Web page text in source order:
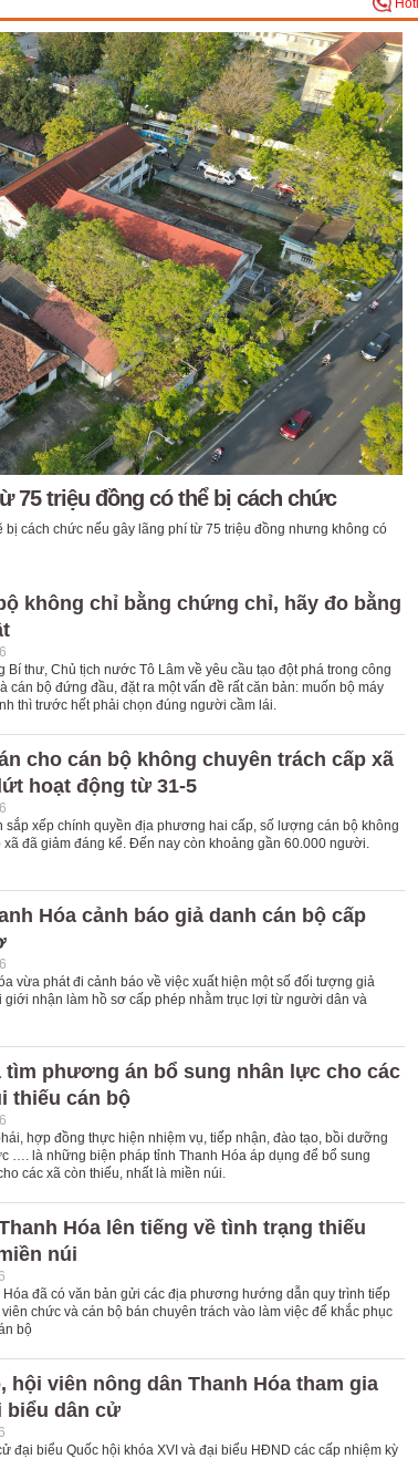
75 triệu đồng có thể bị cách chức
cách chức nếu gây lãng phí từ 75 triệu đồng nhưng không có
không chỉ bằng chứng chỉ, hãy đo bằng
Bí thư, Chủ tịch nước Tô Lâm về yêu cầu tạo đột phá trong công
cán bộ đứng đầu, đặt ra một vấn đề rất căn bản: muốn bộ máy
thì trước hết phải chọn đúng người cầm lái.
cho cán bộ không chuyên trách cấp xã
hoạt động từ 31-5
sắp xếp chính quyền địa phương hai cấp, số lượng cán bộ không
xã đã giảm đáng kể. Đến nay còn khoảng gần 60.000 người.
Hóa cảnh báo giả danh cán bộ cấp
vừa phát đi cảnh báo về việc xuất hiện một số đối tượng giả
giới nhận làm hồ sơ cấp phép nhằm trục lợi từ người dân và
tìm phương án bổ sung nhân lực cho các
thiếu cán bộ
hợp đồng thực hiện nhiệm vụ, tiếp nhận, đào tạo, bồi dưỡng
…. là những biện pháp tỉnh Thanh Hóa áp dụng để bổ sung
các xã còn thiếu, nhất là miền núi.
Hóa lên tiếng về tình trạng thiếu
núi
đã có văn bản gửi các địa phương hướng dẫn quy trình tiếp
chức và cán bộ bán chuyên trách vào làm việc để khắc phục
bộ
hội viên nông dân Thanh Hóa tham gia
biểu dân cử
đại biểu Quốc hội khóa XVI và đại biểu HĐND các cấp nhiệm kỳ